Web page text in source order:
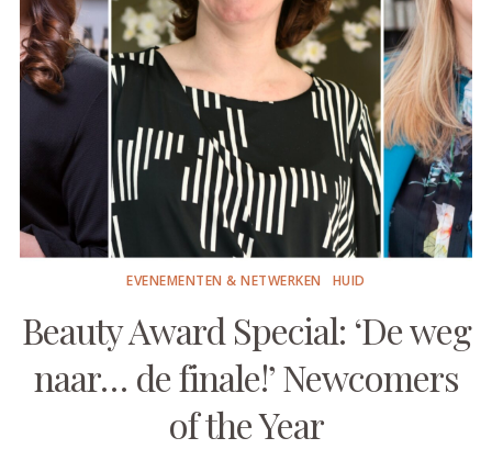
EVENEMENTEN & NETWERKEN HUID
Beauty Award Special: ‘De weg
naar… de finale!’ Newcomers
of the Year